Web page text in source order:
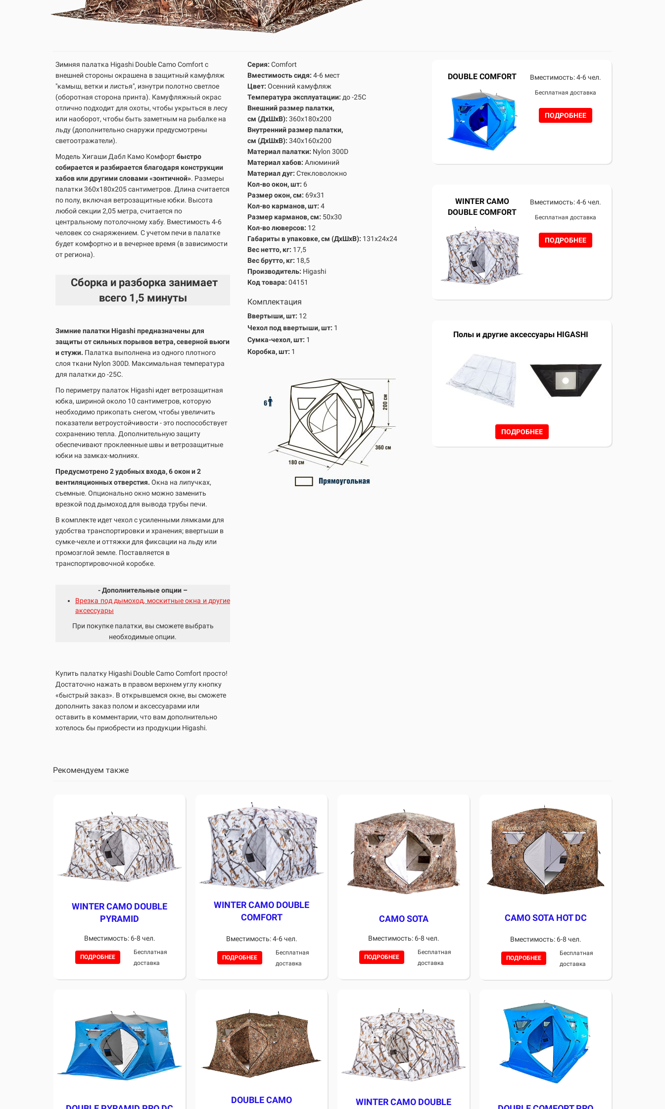
Зимняя палатка Higashi Double Camo Comfort с
внешней стороны окрашена в защитный камуфляж
"камыш, ветки и листья", изнутри полотно светлое
(оборотная сторона принта). Камуфляжный окрас
отлично подходит для охоты, чтобы укрыться в лесу
или наоборот, чтобы быть заметным на рыбалке на
льду (дополнительно снаружи предусмотрены
светоотражатели).
Модель Хигаши Дабл Камо Комфортбыстро
собирается и разбирается благодаря конструкции
хабов или другими словами «зонтичной». Размеры
палатки 360х180х205 сантиметров. Длина считается
по полу, включая ветрозащитные юбки. Высота
любой секции 2,05 метра, считается по
центральному потолочному хабу. Вместимость 4-6
человек со снаряжением. С учетом печи в палатке
будет комфортно и в вечернее время (в зависимости
от региона).
Сборка и разборка занимает
всего 1,5 минуты
Зимние палатки Higashi предназначены для
защиты от сильных порывов ветра, северной вьюги
и стужи. Палатка выполнена из одного плотного
слоя ткани Nylon 300D. Максимальная температура
для палатки до -25С.
По периметру палаток Higashi идет ветрозащитная
юбка, шириной около 10 сантиметров, которую
необходимо прикопать снегом, чтобы увеличить
показатели ветроустойчивости - это поспособствует
сохранению тепла. Дополнительную защиту
обеспечивают проклеенные швы и ветрозащитные
юбки на замках-молниях.
Предусмотрено 2 удобных входа, 6 окон и 2
вентиляционных отверстия. Окна на липучках,
съемные. Опционально окно можно заменить
врезкой под дымоход для вывода трубы печи.
В комплекте идет чехол с усиленными лямками для
удобства транспортировки и хранения; ввертыши в
сумке-чехле и оттяжки для фиксации на льду или
промозглой земле. Поставляется в
транспортировочной коробке.
- Дополнительные опции –
Врезка под дымоход, москитные окна и другие
аксессуары
При покупке палатки, вы сможете выбрать
необходимые опции.
Купить палатку Higashi Double Camo Comfort просто!
Достаточно нажать в правом верхнем углу кнопку
«быстрый заказ». В открывшемся окне, вы сможете
дополнить заказ полом и аксессуарами или
оставить в комментарии, что вам дополнительно
хотелось бы приобрести из продукции Higashi.
Серия: Comfort
Вместимость сидя: 4-6 мест
Цвет: Осенний камуфляж
Температура эксплуатации: до -25С
Внешний размер палатки,
см (ДхШхВ): 360х180х200
Внутренний размер палатки,
см (ДхШхВ): 340х160х200
Материал палатки: Nylon 300D
Материал хабов: Алюминий
Материал дуг: Стекловолокно
Кол-во окон, шт: 6
Размер окон, см: 69х31
Кол-во карманов, шт: 4
Размер карманов, см: 50х30
Кол-во люверсов: 12
Габариты в упаковке, см (ДхШхВ): 131х24х24
Вес нетто, кг: 17,5
Вес брутто, кг: 18,5
Производитель: Higashi
Код товара: 04151
Комплектация
Ввертыши, шт: 12
Чехол под ввертыши, шт: 1
Сумка-чехол, шт: 1
Коробка, шт: 1
DOUBLE COMFORT Вместимость: 4-6 чел.
Бесплатная доставка
ПОДРОБНЕЕ
WINTER CAMO
DOUBLE COMFORT
Вместимость: 4-6 чел.
Бесплатная доставка
ПОДРОБНЕЕ
Полы и другие аксессуары HIGASHI
ПОДРОБНЕЕ
Рекомендуем также
WINTER CAMO DOUBLE
PYRAMID
Вместимость: 6-8 чел.
ПОДРОБНЕЕ
Бесплатная
доставка
WINTER CAMO DOUBLE
COMFORT
Вместимость: 4-6 чел.
ПОДРОБНЕЕ
Бесплатная
доставка
CAMO SOTA
Вместимость: 6-8 чел.
ПОДРОБНЕЕ
Бесплатная
доставка
CAMO SOTA HOT DC
Вместимость: 6-8 чел.
ПОДРОБНЕЕ
Бесплатная
доставка
DOUBLE CAMO
WINTER CAMO DOUBLE